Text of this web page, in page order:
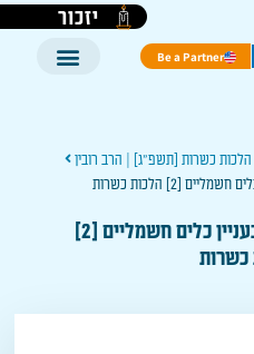
יזכור
Be a Partner
הלכות כשרות [תשפ"ג] | הרב רובין
[2] הלכות כשרות
הפרדה בין בשר לחלב בעניין כלים חשמליים [2]
כשרות